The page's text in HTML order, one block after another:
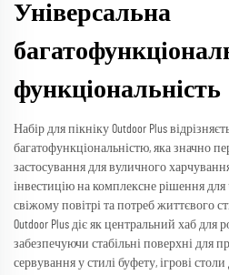
Універсальна
функціональність
Набір для пікніку Outdoor Plus
багатофункціональністю, яка значно
застосування для вуличного
інвестицію на комплексне рішення для
свіжому повітрі та потреб життєвого
Outdoor Plus діє як центральний хаб для
забезпечуючи стабільні поверхні для
сервування у стилі буфету, ігрові столи